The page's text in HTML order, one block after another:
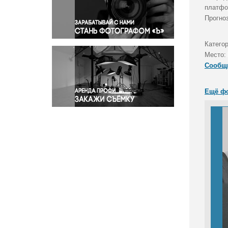
Правосудие
Происшествия и конфликты
Религия
Светская жизнь
Спорт
Экология
Экономика и бизнес
Место:
Ещё